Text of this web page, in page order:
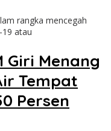
rangka mencegah
19 atau
Giri Menang
Tempat
Persen